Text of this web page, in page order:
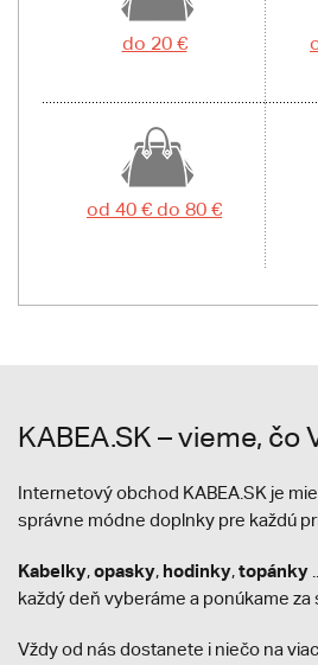
do 20 €
od 40 € do 80 €
KABEA.SK – vieme, čo
Internetový obchod KABEA.SK je
správne módne doplnky pre každú
Kabelky,opasky, hodinky,topánky
každý deň vyberáme a ponúkame za
Vždy od nás dostanete i niečo na